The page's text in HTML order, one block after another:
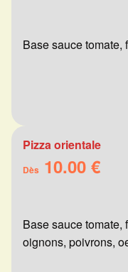
Base sauce tomate,
Pizza orientale
Dès 10.00 €
Base sauce tomate,
oignons, poivrons,